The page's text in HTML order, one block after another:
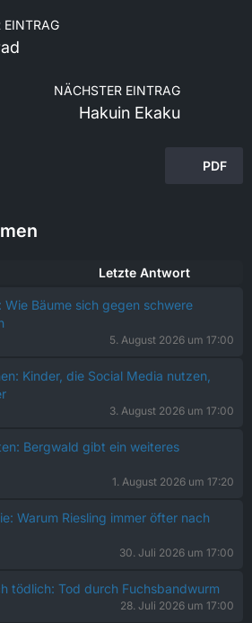
EINTRAG
NÄCHSTER EINTRAG
Hakuin Ekaku
PDF
Letzte Antwort
Wie Bäume sich gegen schwere
5. August 2026 um 17:00
Kinder, die Social Media nutzen,
3. August 2026 um 17:00
Bergwald gibt ein weiteres
1. August 2026 um 17:20
Warum Riesling immer öfter nach
30. Juli 2026 um 17:00
tödlich: Tod durch Fuchsbandwurm
28. Juli 2026 um 17:00